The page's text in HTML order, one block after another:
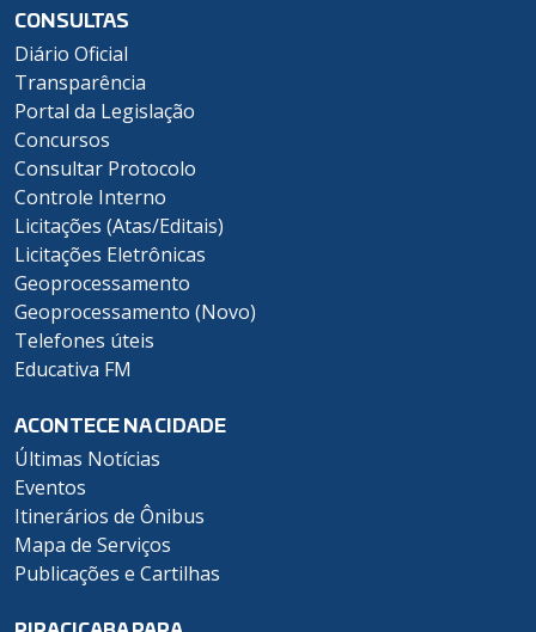
CONSULTAS
Diário Oficial
Transparência
Portal da Legislação
Concursos
Consultar Protocolo
Controle Interno
Licitações (Atas/Editais)
Licitações Eletrônicas
Geoprocessamento
Geoprocessamento (Novo)
Telefones úteis
Educativa FM
ACONTECE NA CIDADE
Últimas Notícias
Eventos
Itinerários de Ônibus
Mapa de Serviços
Publicações e Cartilhas